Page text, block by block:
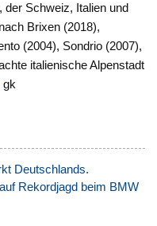
der Schweiz, Italien und
Brixen (2018),
(2004), Sondrio (2007),
italienische Alpenstadt
gk
Deutschlands.
Rekordjagd beim BMW